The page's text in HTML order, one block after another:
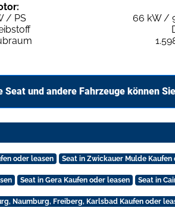
/ PS
66 kW /
Seat und andere Fahrzeuge können
oder leasen Seat in Zwickauer Mulde Kaufen
Seat in Gera Kaufen oder leasen Seat in
Naumburg, Freiberg, Karlsbad Kaufen oder